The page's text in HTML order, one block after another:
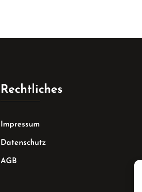
Rechtliches
Impressum
Datenschutz
AGB